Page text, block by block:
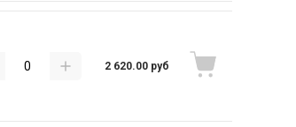
2 620.00 руб